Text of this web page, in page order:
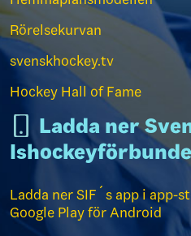
Rörelsekurvan
svenskhockey.tv
Hockey Hall of Fame
Ladda ner
Ladda ner SIF´s app i app-
Google Play för Android